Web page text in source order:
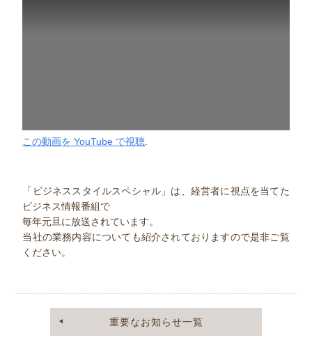
この動画を YouTube で視聴
「ビジネススタイルスペシャル」は、経営者に視点を当てた
ビジネス情報番組で
毎年元旦に放送されています。
当社の業務内容についても紹介されておりますので是非ご覧
ください。
重要なお知らせ一覧